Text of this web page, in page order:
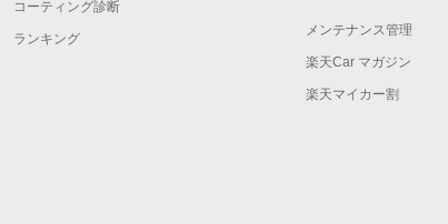
コーティング診断
ランキング
メンテナンス管理
楽天Car マガジン
楽天マイカー割